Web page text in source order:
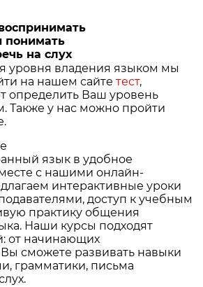
понимать
на слух
уровня владения языком мы
на нашем сайте тест,
определить Ваш уровень
Также у нас можно пройти
язык в удобное
с нашими онлайн-
интерактивные уроки
доступ к учебным
практику общения
Наши курсы подходят
от начинающих
сможете развивать навыки
грамматики, письма